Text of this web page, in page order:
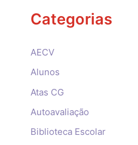
Categorias
AECV
Alunos
Atas CG
Autoavaliação
Biblioteca Escolar